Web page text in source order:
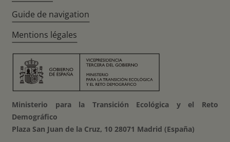
Guide de navigation
Mentions légales
Ministerio para la Transición Ecológica y el Reto
Demográfico
Plaza San Juan de la Cruz, 10 28071 Madrid (España)